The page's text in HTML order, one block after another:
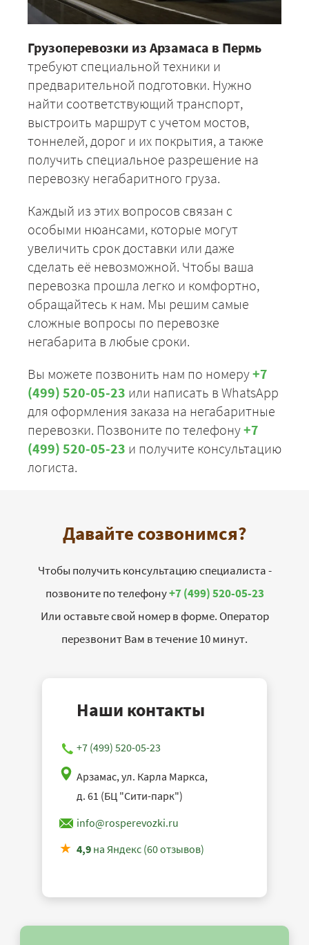
Грузоперевозки из Арзамаса в Пермь
требуют специальной техники и
предварительной подготовки. Нужно
найти соответствующий транспорт,
выстроить маршрут с учетом мостов,
тоннелей, дорог и их покрытия, а также
получить специальное разрешение на
перевозку негабаритного груза.
Каждый из этих вопросов связан с
особыми нюансами, которые могут
увеличить срок доставки или даже
сделать её невозможной. Чтобы ваша
перевозка прошла легко и комфортно,
обращайтесь к нам. Мы решим самые
сложные вопросы по перевозке
негабарита в любые сроки.
Вы можете позвонить нам по номеру+7
(499) 520-05-23 или написать в WhatsApp
для оформления заказа на негабаритные
перевозки. Позвоните по телефону+7
(499) 520-05-23 и получите консультацию
логиста.
Давайте созвонимся?
Чтобы получить консультацию специалиста -
позвоните по телефону+7 (499) 520-05-23
Или оставьте свой номер в форме. Оператор
перезвонит Вам в течение 10 минут.
Наши контакты
+7 (499) 520-05-23
Арзамас, ул. Карла Маркса,
д. 61 (БЦ "Сити-парк")
info@rosperevozki.ru
4,9 на Яндекс (60 отзывов)